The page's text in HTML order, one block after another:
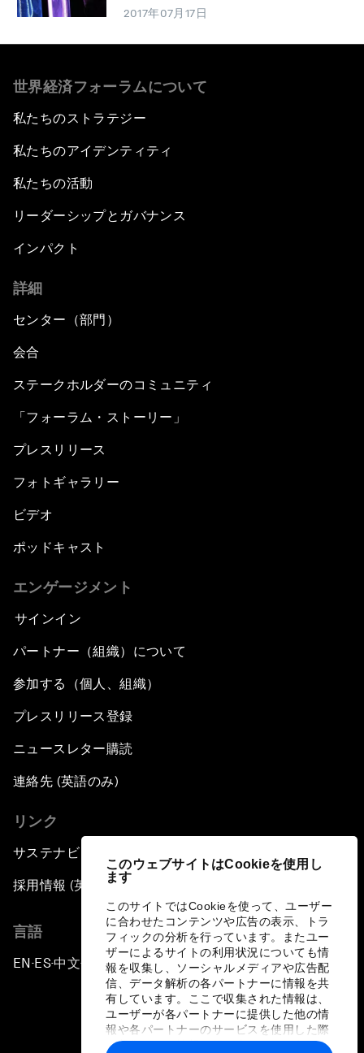
このウェブサイトはCookieを使用し
ます
このサイトではCookieを使って、ユーザー
に合わせたコンテンツや広告の表示、トラ
フィックの分析を行っています。またユー
ザーによるサイトの利用状況についても情
報を収集し、ソーシャルメディアや広告配
信、データ解析の各パートナーに情報を共
有しています。ここで収集された情報は、
ユーザーが各パートナーに提供した他の情
報や各パートナーのサービスを使用した際
に収集された情報と組み合わされ、各パー
2017年07月17日
世界経済フォーラムについて
私たちのストラテジー
私たちのアイデンティティ
私たちの活動
リーダーシップとガバナンス
インパクト
詳細
センター（部門）
会合
ステークホルダーのコミュニティ
「フォーラム・ストーリー」
プレスリリース
フォトギャラリー
ビデオ
ポッドキャスト
エンゲージメント
サインイン
パートナー（組織）について
参加する（個人、組織）
プレスリリース登録
ニュースレター購読
連絡先 (英語のみ)
リンク
サステナビリティへの取り組み
採用情報 (英語のみ)
言語
EN ▪ ES▪中文▪ 日本語